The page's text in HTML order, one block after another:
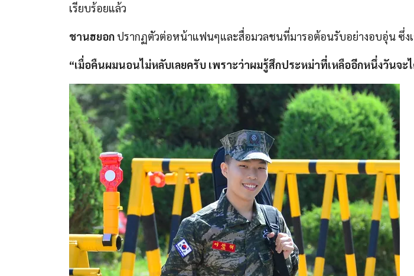
เรียบร้อยแล้ว
ชานฮยอก ปรากฏตัวต่อหน้าแฟนๆและสื่อมวลชนที่มารอต้อนรับอย่างอบอุ่น ซึ่ง
“เมื่อคืนผมนอนไม่หลับเลยครับ เพราะว่าผมรู้สึกประหม่าที่เหลืออีกหนึ่งวันจะ